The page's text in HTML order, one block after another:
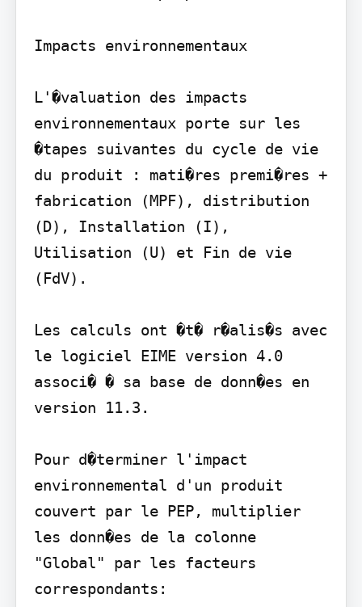
Impacts environnementaux
L'�valuation des impacts
environnementaux porte sur les
�tapes suivantes du cycle de vie
du produit : mati�res premi�res +
fabrication (MPF), distribution
(D), Installation (I),
Utilisation (U) et Fin de vie
(FdV).
Les calculs ont �t� r�alis�s avec
le logiciel EIME version 4.0
associ� � sa base de donn�es en
version 11.3.
Pour d�terminer l'impact
environnemental d'un produit
couvert par le PEP, multiplier
les donn�es de la colonne
"Global" par les facteurs
correspondants: